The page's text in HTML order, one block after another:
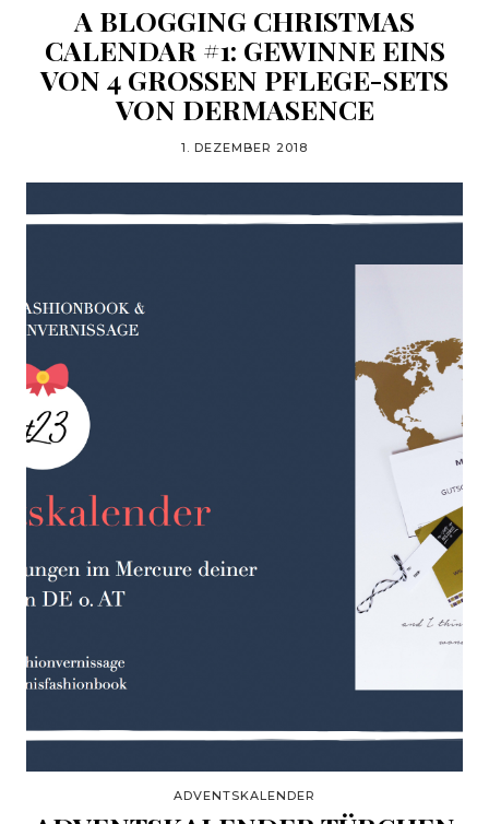
A BLOGGING CHRISTMAS
CALENDAR #1: GEWINNE EINS
VON 4 GROSSEN PFLEGE-SETS V
ON DERMASENCE
1. DEZEMBER 2018
ADVENTSKALENDER